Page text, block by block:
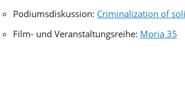
Podiumsdiskussion: Criminalization of
Film- und Veranstaltungsreihe: Moria 35